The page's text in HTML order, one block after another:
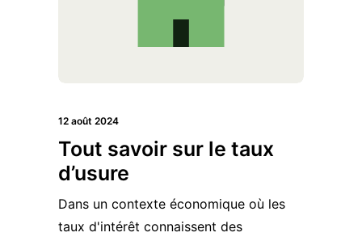
12 août 2024
Tout savoir sur le taux
d’usure
Dans un contexte économique où les
taux d'intérêt connaissent des